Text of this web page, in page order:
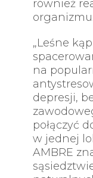
również
organizmu.
„Leśne
na
depresji,
połączyć
w jednej
AMBRE